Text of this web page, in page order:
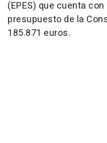
(EPES) que cuenta
presupuesto de la
185.871 euros.